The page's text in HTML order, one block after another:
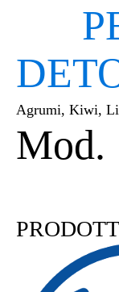
Agrumi, Kiwi,
Mod.